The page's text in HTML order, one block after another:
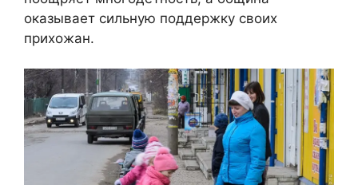
оказывает сильную поддержку своих
прихожан.